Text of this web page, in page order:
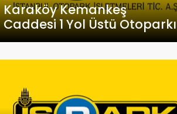
Karaköy Kemankeş
Caddesi 1 Yol Üstü Otoparkı